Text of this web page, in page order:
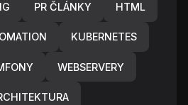
PR ČLÁNKY HTML
KUBERNETES
WEBSERVERY